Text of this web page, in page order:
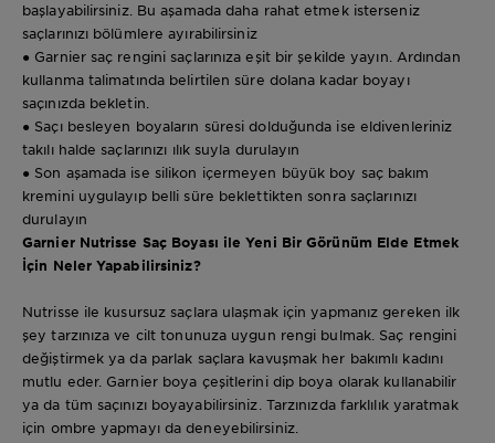
başlayabilirsiniz. Bu aşamada daha rahat etmek isterseniz
saçlarınızı bölümlere ayırabilirsiniz
● Garnier saç rengini saçlarınıza eşit bir şekilde yayın. Ardından
kullanma talimatında belirtilen süre dolana kadar boyayı
saçınızda bekletin.
● Saçı besleyen boyaların süresi dolduğunda ise eldivenleriniz
takılı halde saçlarınızı ılık suyla durulayın
● Son aşamada ise silikon içermeyen büyük boy saç bakım
kremini uygulayıp belli süre beklettikten sonra saçlarınızı
durulayın
Garnier Nutrisse Saç Boyası ile Yeni Bir Görünüm Elde Etmek
İçin Neler Yapabilirsiniz?
Nutrisse ile kusursuz saçlara ulaşmak için yapmanız gereken ilk
şey tarzınıza ve cilt tonunuza uygun rengi bulmak. Saç rengini
değiştirmek ya da parlak saçlara kavuşmak her bakımlı kadını
mutlu eder. Garnier boya çeşitlerini dip boya olarak kullanabilir
ya da tüm saçınızı boyayabilirsiniz. Tarzınızda farklılık yaratmak
için ombre yapmayı da deneyebilirsiniz.